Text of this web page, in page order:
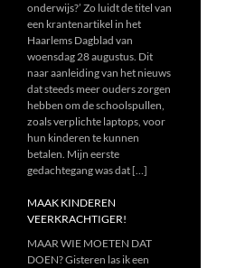
onderwijs?’ Zo luidt de titel van
een krantenartikel in het
Haarlems Dagblad van
woensdag 28 augustus. Dit
naar aanleiding van het nieuws
dat steeds meer ouders zorgen
hebben om de schoolspullen,
zoals verplichte laptops, voor
hun kinderen te kunnen
betalen. Mijn eerste
gedachtegang was dat […]
MAAK KINDEREN
VEERKRACHTIGER!
MAAR WIE MOETEN DAT
DOEN? Gisteren las ik een